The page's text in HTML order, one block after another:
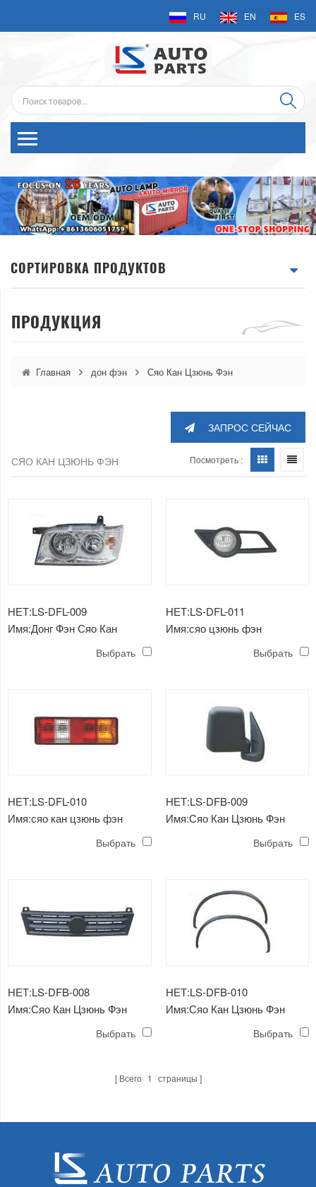
RU EN ES
СОРТИРОВКА ПРОДУКТОВ
ПРОДУКЦИЯ
Главная дон фэн Сяо Кан Цзюнь Фэн
ЗАПРОС СЕЙЧАС
СЯО КАН ЦЗЮНЬ ФЭН Посмотреть :
НЕТ:LS-DFL-009
Имя:Донг Фэн Сяо Кан
Выбрать
НЕТ:LS-DFL-011
Имя:сяо цзюнь фэн
Выбрать
НЕТ:LS-DFL-010
Имя:сяо кан цзюнь фэн
Выбрать
НЕТ:LS-DFB-009
Имя:Сяо Кан Цзюнь Фэн
Выбрать
НЕТ:LS-DFB-008
Имя:Сяо Кан Цзюнь Фэн
Выбрать
НЕТ:LS-DFB-010
Имя:Сяо Кан Цзюнь Фэн
Выбрать
Всего 1 страницы